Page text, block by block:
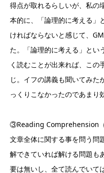
得点が取れるらしいが、私の
本的に、「論理的に考える」
ければならないと感じて、
た。「論理的に考える」とい
く読むことが出来れば、この
じ。イフの講義も聞いてみた
っくりこなかったのであまり
③Reading Comprehension（
文章全体に関する事を問う問
解できていれば解ける問題も
要は無いし、全て読んでいて